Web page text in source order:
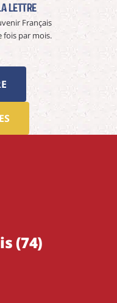
Lettre
Français
fois par mois.
(74)